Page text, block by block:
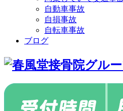
自動車事故
自損事故
自転車事故
ブログ